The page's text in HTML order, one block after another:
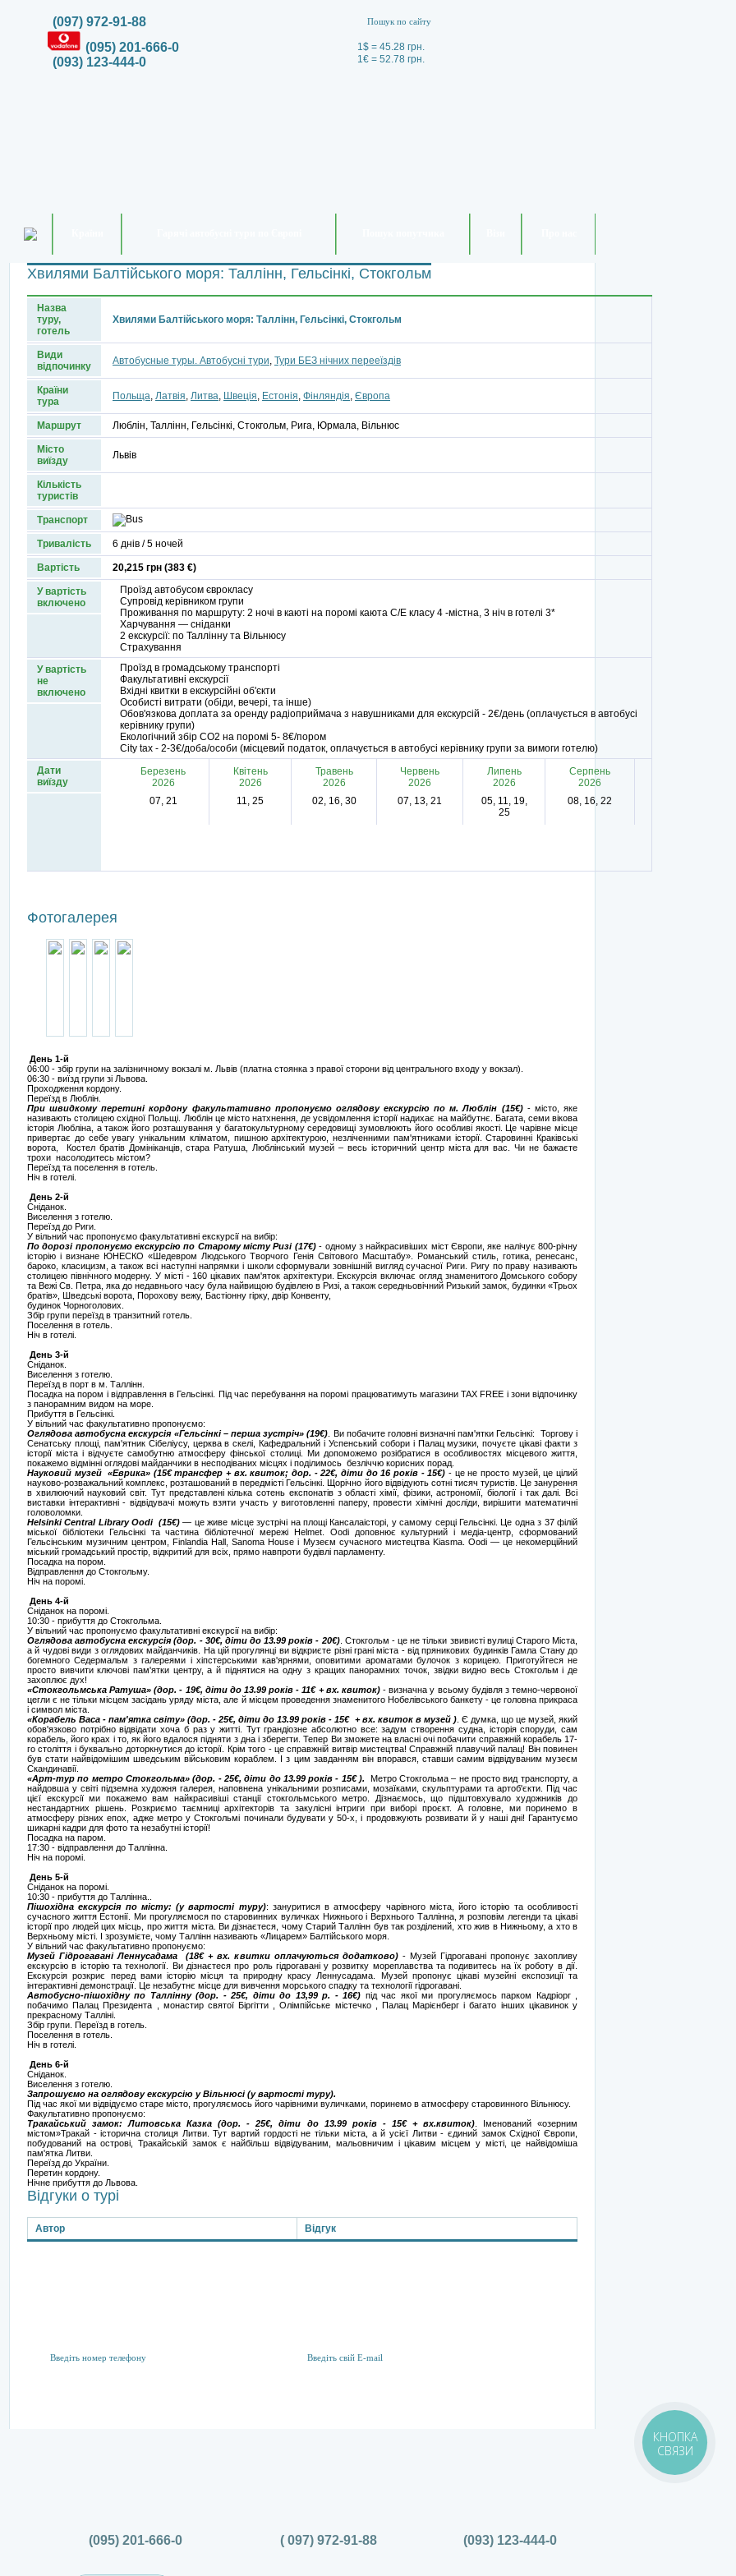
1$ = 45.28 грн.
1€ = 52.78 грн.
(097) 972-91-88
(095) 201-666-0
(093) 123-444-0
Хвилями Балтійського моря: Таллінн, Гельсінкі, Стокгольм
Назва
туру,
готель
Хвилями Балтійського моря: Таллінн, Гельсінкі, Стокгольм
Види
відпочинку
Автобусные туры. Автобусні тури, Тури БЕЗ нічних перееїздів
Країни
тура
Польща, Латвія, Литва, Швеція, Естонія, Фінляндія, Європа
Маршрут Люблін, Таллінн, Гельсінкі, Стокгольм, Рига, Юрмала, Вільнюс
Місто
виїзду
Львів
Кількість
туристів
Транспорт
Тривалість 6 днів / 5 ночей
Вартість 20,215 грн (383 €)
У вартість
включено
Проїзд автобусом єврокласу
Супровід керівником групи
Проживання по маршруту: 2 ночі в каюті на поромі каюта С/Е класу 4 -містна, 3 ніч в готелі 3*
Харчування — сніданки
2 екскурсії: по Таллінну та Вільнюсу
Страхування
У вартість
не
включено
Проїзд в громадському транспорті
Факультативні екскурсії
Вхідні квитки в екскурсійні об'єкти
Особисті витрати (обіди, вечері, та інше)
Обов'язкова доплата за оренду радіоприймача з навушниками для екскурсій - 2€/день (оплачується в автобусі
керівнику групи)
Екологічний збір СО2 на поромі 5- 8€/пором
City tax - 2-3€/доба/особи (місцевий податок, оплачується в автобусі керівнику групи за вимоги готелю)
Дати
виїзду
Березень
2026
07, 21
Квітень
2026
11, 25
Травень
2026
02, 16, 30
Червень
2026
07, 13, 21
Липень
2026
05, 11, 19,
25
Серпень
2026
08, 16, 22
Фотогалерея
День 1-й
06:00 - збір групи на залізничному вокзалі м. Львів (платна стоянка з правої сторони від центрального входу у вокзал).
06:30 - виїзд групи зі Львова.
Проходження кордону.
Переїзд в Люблін.
При швидкому перетині кордону факультативно пропонуємо оглядову екскурсію по м. Люблін (15€) - місто, яке
називають столицею східної Польщі. Люблін це місто натхнення, де усвідомлення історії надихає на майбутнє. Багата, семи вікова
історія Любліна, а також його розташування у багатокультурному середовищі зумовлюють його особливі якості. Це чарівне місце
привертає до себе увагу унікальним кліматом, пишною архітектурою, незліченними пам'ятниками історії. Старовинні Краківські
ворота, Костел братів Домініканців, стара Ратуша, Люблінський музей – весь історичний центр міста для вас. Чи не бажаєте
трохи насолодитесь містом?
Переїзд та поселення в готель.
Ніч в готелі.
День 2-й
Сніданок.
Виселення з готелю.
Переїзд до Риги.
У вільний час пропонуємо факультативні екскурсії на вибір:
По дорозі пропонуємо екскурсію по Старому місту Ризі (17€)- одному з найкрасивіших міст Європи, яке налічує 800-річну
історію і визнане ЮНЕСКО «Шедевром Людського Творчого Генія Світового Масштабу». Романський стиль, готика, ренесанс,
бароко, класицизм, а також всі наступні напрямки і школи сформували зовнішній вигляд сучасної Риги. Ригу по праву називають
столицею північного модерну. У місті - 160 цікавих пам'яток архітектури. Екскурсія включає огляд знаменитого Домського собору
та Вежі Св. Петра, яка до недавнього часу була найвищою будівлею в Ризі, а також середньовічний Ризький замок, будинки «Трьох
братів», Шведські ворота, Порохову вежу, Бастіонну гірку, двір Конвенту,
будинок Чорноголових.
Збір групи переїзд в транзитний готель.
Поселення в готель.
Ніч в готелі.
День 3-й
Сніданок.
Виселення з готелю.
Переїзд в порт в м. Таллінн.
Посадка на пором і відправлення в Гельсінкі. Під час перебування на поромі працюватимуть магазини TAX FREE і зони відпочинку
з панорамним видом на море.
Прибуття в Гельсінкі.
У вільний час факультативно пропонуємо:
Оглядова автобусна екскурсія «Гельсінкі – перша зустріч» (19€) . Ви побачите головні визначні пам'ятки Гельсінкі: Торгову і
Сенатську площі, пам'ятник Сібеліусу, церква в скелі, Кафедральний і Успенський собори і Палац музики, почуєте цікаві факти з
історії міста і відчуєте самобутню атмосферу фінської столиці. Ми допоможемо розібратися в особливостях місцевого життя,
покажемо відмінні оглядові майданчики в несподіваних місцях і поділимось безліччю корисних порад.
Науковий музей «Еврика» (15€ трансфер + вх. квиток; дор. - 22€, діти до 16 років - 15€) - це не просто музей, це цілий
науково-розважальний комплекс, розташований в передмісті Гельсінкі. Щорічно його відвідують сотні тисяч туристів. Це занурення
в хвилюючий науковий світ. Тут представлені кілька сотень експонатів з області хімії, фізики, астрономії, біології і так далі. Всі
виставки інтерактивні - відвідувачі можуть взяти участь у виготовленні паперу, провести хімічні досліди, вирішити математичні
головоломки.
Helsinki Central Library Oodi (15€) — це живе місце зустрічі на площі Кансалаісторі, у самому серці Гельсінкі. Це одна з 37 філій
міської бібліотеки Гельсінкі та частина бібліотечної мережі Helmet. Oodi доповнює культурний і медіа-центр, сформований
Гельсінським музичним центром, Finlandia Hall, Sanoma House і Музеєм сучасного мистецтва Kiasma. Oodi — це некомерційний
міський громадський простір, відкритий для всіх, прямо навпроти будівлі парламенту.
Посадка на пором.
Відправлення до Стокгольму.
Ніч на поромі.
День 4-й
Сніданок на поромі.
10:30 - прибуття до Стокгольма.
У вільний час пропонуємо факультативні екскурсії на вибір:
Оглядова автобусна екскурсія (дор. - 30€, діти до 13.99 років - 20€). Стокгольм - це не тільки звивисті вулиці Старого Міста,
а й чудові види з оглядових майданчиків. На цій прогулянці ви відкриєте різні грані міста - від пряникових будинків Гамла Стану до
богемного Седермальм з галереями і хіпстерськими кав'ярнями, оповитими ароматами булочок з корицею. Приготуйтеся не
просто вивчити ключові пам'ятки центру, а й піднятися на одну з кращих панорамних точок, звідки видно весь Стокгольм і де
захоплює дух!
«Стокгольмська Ратуша» (дор. - 19€, діти до 13.99 років - 11€ + вх. квиток)- визначна у всьому будівля з темно-червоної
цегли є не тільки місцем засідань уряду міста, але й місцем проведення знаменитого Нобелівського банкету - це головна прикраса
і символ міста.
«Корабель Васа - пам'ятка світу» (дор. - 25€, діти до 13.99 років - 15€ + вх. квиток в музей ). Є думка, що це музей, який
обов'язково потрібно відвідати хоча б раз у житті. Тут грандіозне абсолютно все: задум створення судна, історія споруди, сам
корабель, його крах і то, як його вдалося підняти з дна і зберегти. Тепер Ви зможете на власні очі побачити справжній корабель 17-
го століття і буквально доторкнутися до історії. Крім того - це справжній витвір мистецтва! Справжній плавучий палац! Він повинен
був стати найвідомішим шведським військовим кораблем. І з цим завданням він впорався, ставши самим відвідуваним музеєм
Скандинавії.
«Арт-тур по метро Стокгольма» (дор. - 25€, діти до 13.99 років - 15€ ). Метро Стокгольма – не просто вид транспорту, а
найдовша у світі підземна художня галерея, наповнена унікальними розписами, мозаїками, скульптурами та артоб'єкти. Під час
цієї екскурсії ми покажемо вам найкрасивіші станції стокгольмського метро. Дізнаємось, що підштовхувало художників до
нестандартних рішень. Розкриємо таємниці архітекторів та закулісні інтриги при виборі проєкт. А головне, ми поринемо в
атмосферу різних епох, адже метро у Стокгольмі починали будувати у 50-х, і продовжують розвивати й у наші дні! Гарантуємо
шикарні кадри для фото та незабутні історії!
Посадка на паром.
17:30 - відправлення до Таллінна.
Ніч на поромі.
День 5-й
Сніданок на поромі.
10:30 - прибуття до Таллінна..
Пішохідна екскурсія по місту: (у вартості туру): зануритися в атмосферу чарівного міста, його історію та особливості
сучасного життя Естонії. Ми прогуляємося по старовинних вуличках Нижнього і Верхнього Таллінна, я розповім легенди та цікаві
історії про людей цих місць, про життя міста. Ви дізнаєтеся, чому Старий Таллінн був так розділений, хто жив в Нижньому, а хто в
Верхньому місті. І зрозумієте, чому Таллінн називають «Лицарем» Балтійського моря.
У вільний час факультативно пропонуємо:
Музей Гідрогавані Леннусадама (18€ + вх. квитки оплачуються додатково) - Музей Гідрогавані пропонує захопливу
екскурсію в історію та технології. Ви дізнаєтеся про роль гідрогавані у розвитку мореплавства та подивитесь на їх роботу в дії.
Екскурсія розкриє перед вами історію місця та природну красу Леннусадама. Музей пропонує цікаві музейні експозиції та
інтерактивні демонстрації. Це незабутнє місце для вивчення морського спадку та технології гідрогавані.
Автобусно-пішохідну по Таллінну (дор. - 25€, діти до 13,99 р. - 16€) під час якої ми прогуляємось парком Кадріорг ,
побачимо Палац Президента , монастир святої Біргітти , Олімпійське містечко , Палац Марієнберг і багато інших цікавинок у
прекрасному Талліні.
Збір групи. Переїзд в готель.
Поселення в готель.
Ніч в готелі.
День 6-й
Сніданок.
Виселення з готелю.
Запрошуємо на оглядову екскурсію у Вільнюсі (у вартості туру).
Під час якої ми відвідуємо старе місто, прогуляємось його чарівними вуличками, поринемо в атмосферу старовинного Вільнюсу.
Факультативно пропонуємо:
Тракайський замок: Литовська Казка (дор. - 25€, діти до 13.99 років - 15€ + вх.квиток). Іменований «озерним
містом»Тракай - історична столиця Литви. Тут вартий гордості не тільки міста, а й усієї Литви - єдиний замок Східної Європи,
побудований на острові, Тракайській замок є найбільш відвідуваним, мальовничим і цікавим місцем у місті, це найвідоміша
пам'ятка Литви.
Переїзд до України.
Перетин кордону.
Нічне прибуття до Львова.
Відгуки о турі
Автор Відгук
(095) 201-666-0 ( 097) 972-91-88 (093) 123-444-0
КНОПКА
СВЯЗИ